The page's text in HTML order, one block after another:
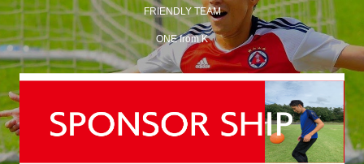
FRIENDLY TEAM
ONE from K